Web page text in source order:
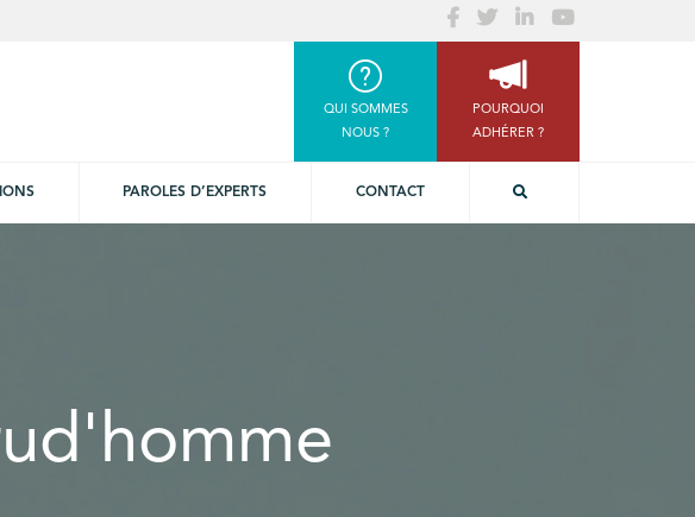
QUI SOMMES
NOUS ?
POURQUOI
ADHÉRER ?
PAROLES D’EXPERTS CONTACT